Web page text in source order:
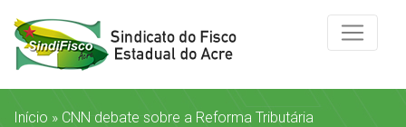
Início » CNN debate sobre a Reforma Tributária